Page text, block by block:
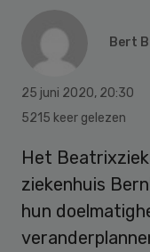
Bert
25 juni 2020, 20:30
5215 keer gelezen
Het
ziekenhuis
hun